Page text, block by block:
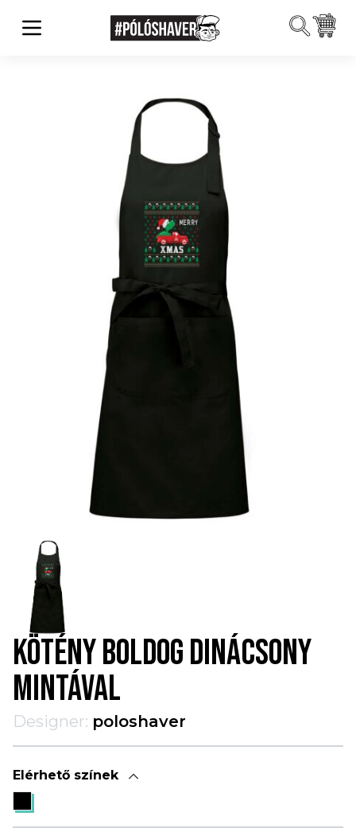
KÖTÉNY BOLDOG DINÁCSONY
MINTÁVAL
Designer: poloshaver
Elérhető színek